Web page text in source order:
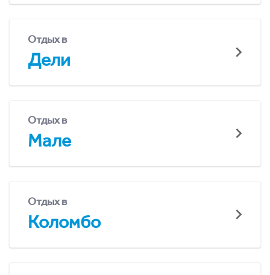
Отдых в
Дели
Отдых в
Мале
Отдых в
Коломбо